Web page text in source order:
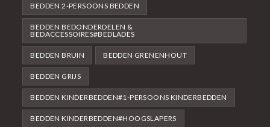
BEDDEN 2-PERSOONS BEDDEN
BEDDEN BEDONDERDELEN &
BEDACCESSOIRES#BEDLADES
BEDDEN BRUIN BEDDEN GRENENHOUT
BEDDEN GRIJS
BEDDEN KINDERBEDDEN#1-PERSOONS KINDERBEDDEN
BEDDEN KINDERBEDDEN#HOOGSLAPERS